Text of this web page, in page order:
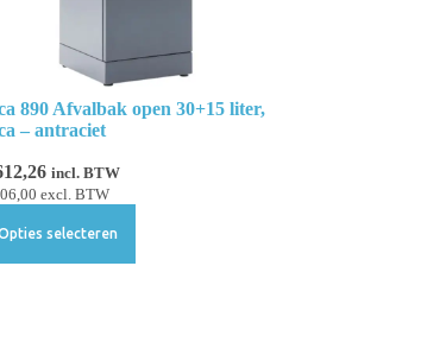
890 Afvalbak open 30+15 liter,
– antraciet
incl. BTW
excl. BTW
selecteren